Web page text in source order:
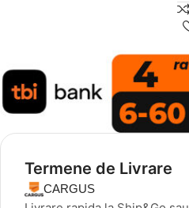
Termene de Livrare
CARGUS